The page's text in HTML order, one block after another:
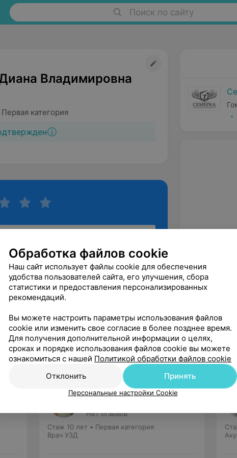
Поиск по сайту
Владимировна
категория
Слепокуров
Нет отзывов
Стаж 10 лет • Первая категория
Врач УЗД
Обработка файлов cookie
Наш сайт использует файлы cookie для обеспечения
удобства пользователей сайта, его улучшения, сбора
статистики и предоставления персонализированных
рекомендаций.
Вы можете настроить параметры использования файлов
cookie или изменить свое согласие в более позднее время.
Для получения дополнительной информации о целях,
сроках и порядке использования файлов cookie вы можете
ознакомиться с нашей Политикой обработки файлов cookie
Отклонить
Принять
Персональные настройки Cookie